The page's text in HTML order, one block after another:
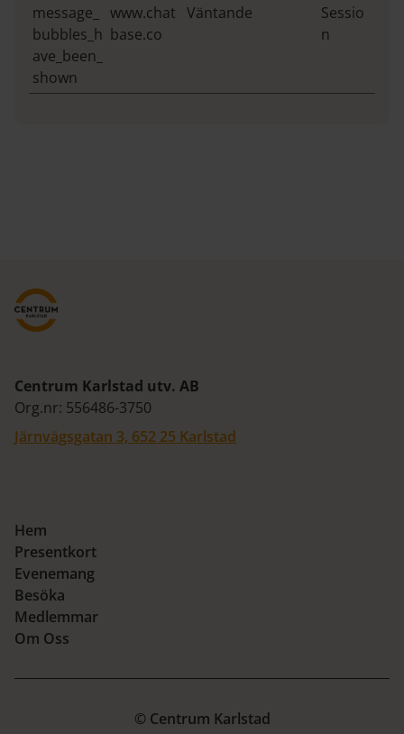
message_
bubbles_h
ave_been_
shown
www.chat
base.co
Väntande
Sessio
n
Centrum Karlstad utv. AB
Org.nr: 556486-3750
Järnvägsgatan 3, 652 25 Karlstad
Hem
Presentkort
Evenemang
Besöka
Medlemmar
Om Oss
© Centrum Karlstad